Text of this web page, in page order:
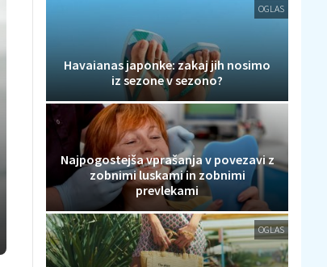
OGLAS
Havaianas japonke: zakaj jih nosimo
iz sezone v sezono?
Najpogostejša vprašanja v povezavi z
zobnimi luskami in zobnimi
prevlekami
OGLAS